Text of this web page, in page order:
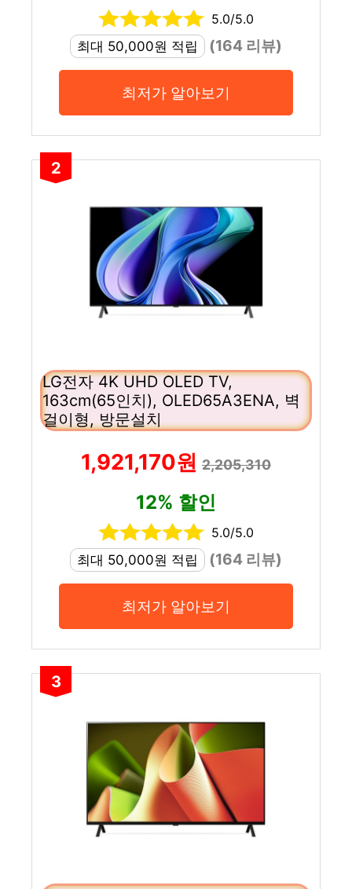
5.0/5.0
최대 50,000원 적립
(164 리뷰)
최저가 알아보기
2
LG전자 4K UHD OLED TV,
163cm(65인치), OLED65A3ENA, 벽
걸이형, 방문설치
1,921,170원 2,205,310
12% 할인
5.0/5.0
최대 50,000원 적립
(164 리뷰)
최저가 알아보기
3